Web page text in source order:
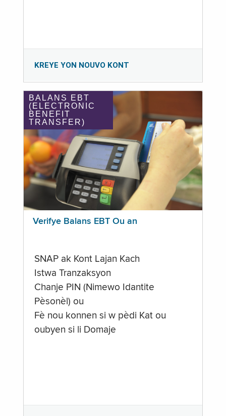
KREYE YON NOUVO KONT
BALANS EBT
(ELECTRONIC
BENEFIT
TRANSFER)
Verifye Balans EBT Ou an
SNAP ak Kont Lajan Kach
Istwa Tranzaksyon
Chanje PIN (Nimewo Idantite
Pèsonèl) ou
Fè nou konnen si w pèdi Kat ou
oubyen si li Domaje